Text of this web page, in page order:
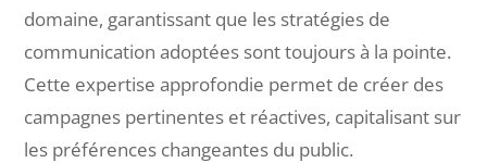
domaine, garantissant que les stratégies de
communication adoptées sont toujours à la pointe.
Cette expertise approfondie permet de créer des
campagnes pertinentes et réactives, capitalisant sur
les préférences changeantes du public.